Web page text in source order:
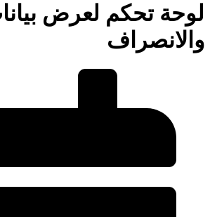
لوحة تحكم لعرض
والانصراف